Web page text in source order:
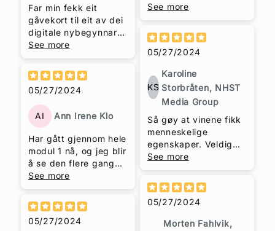
Far min fekk eit
gåvekort til eit av dei
digitale nybegynnar-
kursa. Eg, far min og
kjernefamilien enda
opp med å sjå modul
1 (utan gåvekortet)
saman i påsken. Den
kvelden vart verkeleg
eit av høgdepunkta å
sjå tilbake til. Veldig
kjekt kurs du har
laget, og veldig
hyggeleg.
See more
05/27/2024
AI Ann Irene Klo
Har gått gjennom hele
modul 1 nå, og jeg blir
å se den flere ganger.
Så kjøper jeg modul 2
og 3 senere.
Fantastisk kurs.
See more
05/27/2024
på Geilo. Vin
provningen du
arrangerade var
verkligen ett gott
innspel som bjöd på
massa skratt och ny
kunnskap! Du har en
härlig personlighet
som skapar
engagemang.
See more
05/27/2024
KS
Karoline
Storbråten, NHST
Media Group
Så gøy at vinene fikk
menneskelige
egenskaper. Veldig
lærerikt og koselig.
Godt utvalg av viner
og en inspirerende
"somalier".
See more
05/27/2024
Morten Fahlvik,